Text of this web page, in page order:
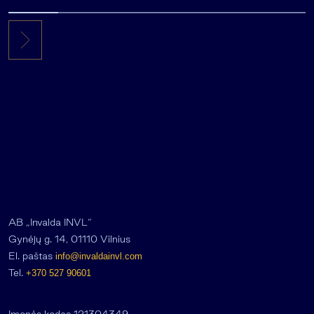
AB „Invalda INVL“
Gynėjų g. 14, 01110 Vilnius
El. paštas info@invaldainvl.com
Tel. +370 527 90601